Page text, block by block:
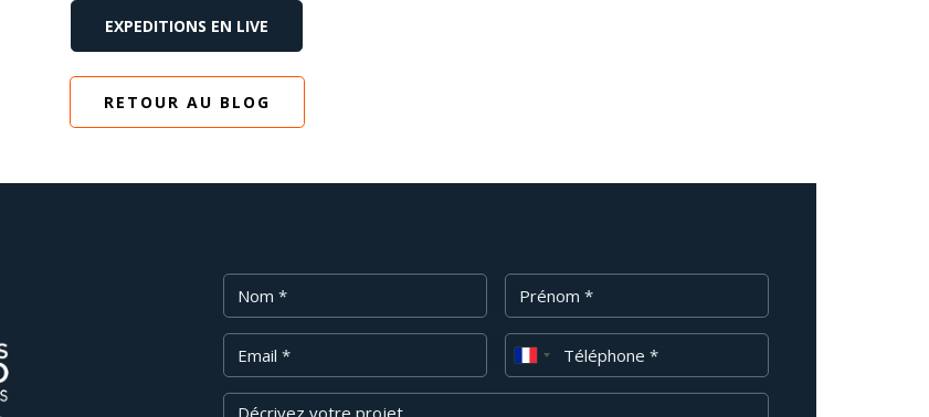
EXPEDITIONS EN LIVE
RETOUR AU BLOG
Prénom
Téléphone
Message